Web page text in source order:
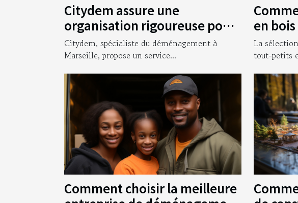
Citydem assure une
organisation rigoureuse pour
votre déménagement
d’entreprise à Marseille !
Citydem, spécialiste du déménagement à
Marseille, propose un service...
en
petits
La
tout-petits
Comment choisir la meilleure